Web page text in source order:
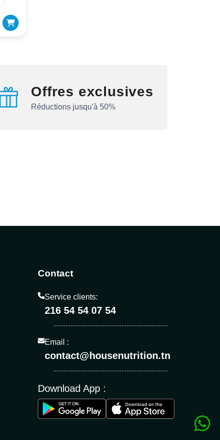
Offres exclusives
Réductions jusqu'à 50%
Contact
Service clients:
216 54 54 07 54
Email :
contact@housenutrition.tn
Download App :